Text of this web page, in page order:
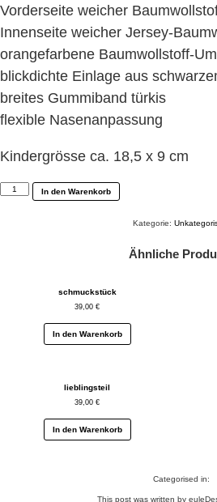
Vorderseite weicher
Innenseite weicher Jersey-
orangefarbene Baumwollstoff-
blickdichte Einlage aus
breites Gummiband türkis
flexible Nasenanpassung
Kindergrösse ca. 18,5 x 9 cm
affe
In den Warenkorb
Kategorie:
Ähnliche
schmuckstück
39,00€
In den Warenkorb
lieblingsteil
39,00€
In den Warenkorb
Categorised in:
This post was written by